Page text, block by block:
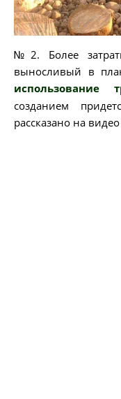
№2. Более
выносливый в
использование
созданием
рассказано на